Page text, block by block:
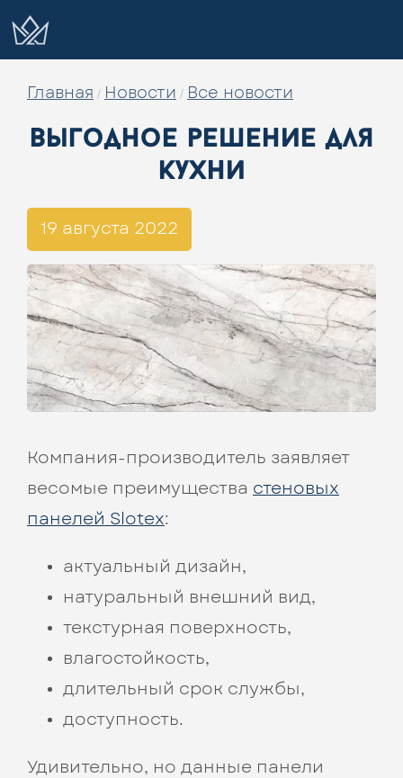
Главная / Новости / Все новости
выгодное решение для
кухни
19 августа 2022
Компания-производитель заявляет
весомые преимущества стеновых
панелей Slotex:
актуальный дизайн,
натуральный внешний вид,
текстурная поверхность,
влагостойкость,
длительный срок службы,
доступность.
Удивительно, но данные панели